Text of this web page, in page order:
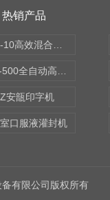
热销产品
安瓿印字机
口服液灌封机
有限公司版权所有